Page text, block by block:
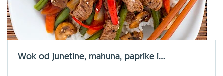
Wok od junetine, mahuna, paprike i...